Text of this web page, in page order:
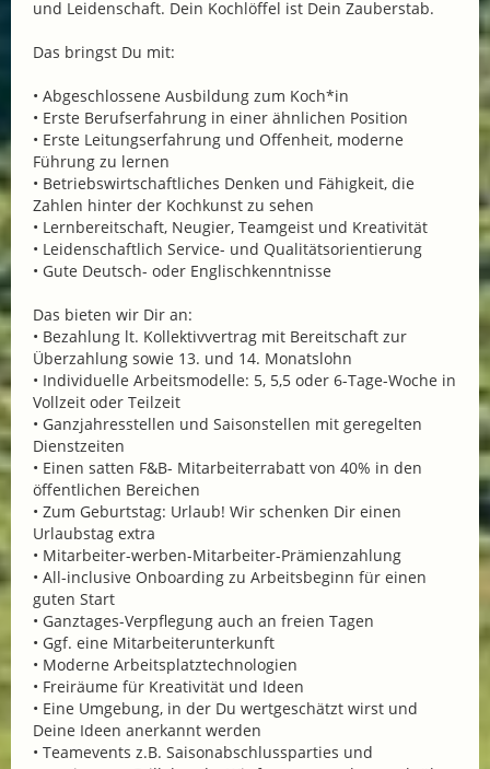
und Leidenschaft. Dein Kochlöffel ist Dein Zauberstab.
Das bringst Du mit:
• Abgeschlossene Ausbildung zum Koch*in
• Erste Berufserfahrung in einer ähnlichen Position
• Erste Leitungserfahrung und Offenheit, moderne
Führung zu lernen
• Betriebswirtschaftliches Denken und Fähigkeit, die
Zahlen hinter der Kochkunst zu sehen
• Lernbereitschaft, Neugier, Teamgeist und Kreativität
• Leidenschaftlich Service- und Qualitätsorientierung
• Gute Deutsch- oder Englischkenntnisse
Das bieten wir Dir an:
• Bezahlung lt. Kollektivvertrag mit Bereitschaft zur
Überzahlung sowie 13. und 14. Monatslohn
• Individuelle Arbeitsmodelle: 5, 5,5 oder 6-Tage-Woche in
Vollzeit oder Teilzeit
• Ganzjahresstellen und Saisonstellen mit geregelten
Dienstzeiten
• Einen satten F&B- Mitarbeiterrabatt von 40% in den
öffentlichen Bereichen
• Zum Geburtstag: Urlaub! Wir schenken Dir einen
Urlaubstag extra
• Mitarbeiter-werben-Mitarbeiter-Prämienzahlung
• All-inclusive Onboarding zu Arbeitsbeginn für einen
guten Start
• Ganztages-Verpflegung auch an freien Tagen
• Ggf. eine Mitarbeiterunterkunft
• Moderne Arbeitsplatztechnologien
• Freiräume für Kreativität und Ideen
• Eine Umgebung, in der Du wertgeschätzt wirst und
Deine Ideen anerkannt werden
• Teamevents z.B. Saisonabschlussparties und